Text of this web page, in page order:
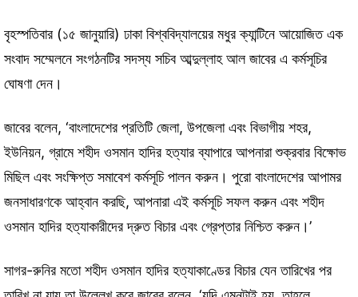
বৃহস্পতিবার (১৫ জানুয়ারি) ঢাকা বিশ্ববিদ্যালয়ের মধুর ক্যান্টিনে আয়োজিত এক
সংবাদ সম্মেলনে সংগঠনটির সদস্য সচিব আব্দুল্লাহ আল জাবের এ কর্মসূচির
ঘোষণা দেন।
জাবের বলেন, ‘বাংলাদেশের প্রতিটি জেলা, উপজেলা এবং বিভাগীয় শহর,
ইউনিয়ন, গ্রামে শহীদ ওসমান হাদির হত্যার ব্যাপারে আপনারা শুক্রবার বিক্ষোভ
মিছিল এবং সংক্ষিপ্ত সমাবেশ কর্মসূচি পালন করুন। পুরো বাংলাদেশের আপামর
জনসাধারণকে আহ্বান করছি, আপনারা এই কর্মসূচি সফল করুন এবং শহীদ
ওসমান হাদির হত্যাকারীদের দ্রুত বিচার এবং গ্রেপ্তার নিশ্চিত করুন।’
সাগর-রুনির মতো শহীদ ওসমান হাদির হত্যাকাণ্ডের বিচার যেন তারিখের পর